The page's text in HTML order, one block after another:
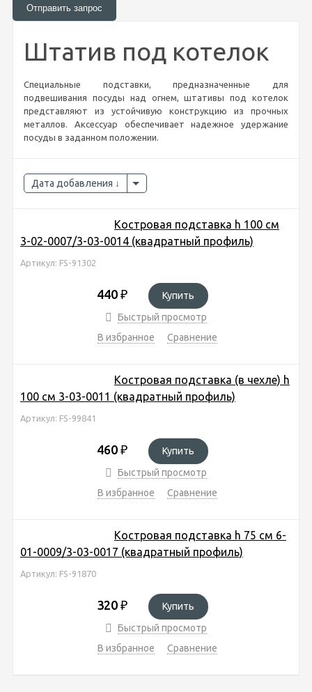
Штатив под котелок
Специальные подставки, предназначенные для
подвешивания посуды над огнем, штативы под котелок
представляют из устойчивую конструкцию из прочных
металлов. Аксессуар обеспечивает надежное удержание
посуды в заданном положении.
Дата добавления
Костровая подставка h 100 см
3-02-0007/3-03-0014 (квадратный профиль)
Артикул: FS-91302
440 ₽
Купить
Быстрый просмотр
В избранное
Сравнение
Костровая подставка (в чехле) h
100 см 3-03-0011 (квадратный профиль)
Артикул: FS-99841
460 ₽
Купить
Быстрый просмотр
В избранное
Сравнение
Костровая подставка h 75 см 6-
01-0009/3-03-0017 (квадратный профиль)
Артикул: FS-91870
320 ₽
Купить
Быстрый просмотр
В избранное
Сравнение